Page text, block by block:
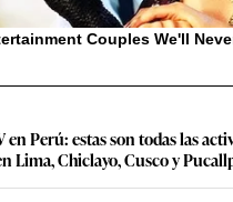
en Perú: estas son todas las
Lima, Chiclayo, Cusco y